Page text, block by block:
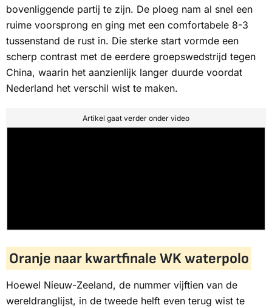
bovenliggende partij te zijn. De ploeg nam al snel een
ruime voorsprong en ging met een comfortabele 8-3
tussenstand de rust in. Die sterke start vormde een
scherp contrast met de eerdere groepswedstrijd tegen
China, waarin het aanzienlijk langer duurde voordat
Nederland het verschil wist te maken.
Artikel gaat verder onder video
Oranje naar kwartfinale WK waterpolo
Hoewel Nieuw-Zeeland, de nummer vijftien van de
wereldranglijst, in de tweede helft even terug wist te